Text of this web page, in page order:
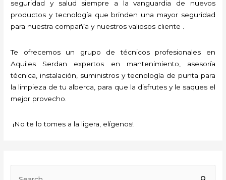
seguridad y salud siempre a la vanguardia de nuevos
productos y tecnología que brinden una mayor seguridad
para nuestra compañía y nuestros valiosos cliente .
Te ofrecemos un grupo de técnicos profesionales en
Aquiles Serdan expertos en mantenimiento, asesoría
técnica, instalación, suministros y tecnología de punta para
la limpieza de tu alberca, para que la disfrutes y le saques el
mejor provecho.
¡No te lo tomes a la ligera, elígenos!